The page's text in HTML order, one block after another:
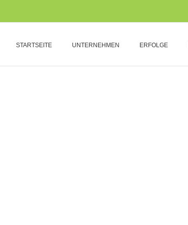
STARTSEITE UNTERNEHMEN ERFOLGE